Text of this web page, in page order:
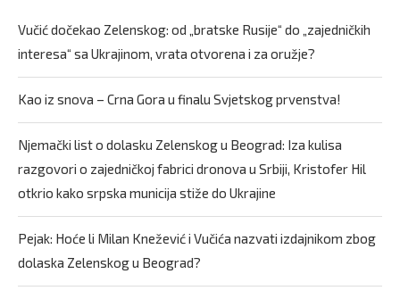
Vučić dočekao Zelenskog: od „bratske Rusije“ do „zajedničkih
interesa“ sa Ukrajinom, vrata otvorena i za oružje?
Kao iz snova – Crna Gora u finalu Svjetskog prvenstva!
Njemački list o dolasku Zelenskog u Beograd: Iza kulisa
razgovori o zajedničkoj fabrici dronova u Srbiji, Kristofer Hil
otkrio kako srpska municija stiže do Ukrajine
Pejak: Hoće li Milan Knežević i Vučića nazvati izdajnikom zbog
dolaska Zelenskog u Beograd?